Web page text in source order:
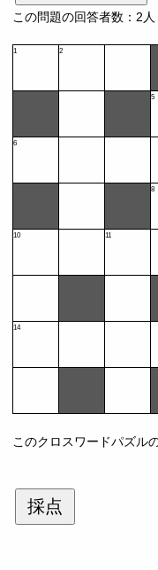
この問題の回答者数：2人
1 2
5
6
8
10 11
14
このクロスワードパズル
採点